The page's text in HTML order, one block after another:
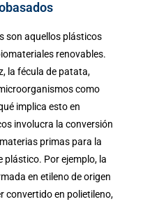
son aquellos plásticos
renovables.
la fécula de patata,
como
implica esto en
involucra la conversión
primas para la
Por ejemplo, la
en etileno de origen
convertido en polietileno,